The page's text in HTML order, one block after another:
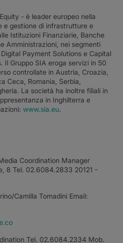
- è leader europeo nella
e gestione di infrastrutture e
Istituzioni Finanziarie, Banche
Amministrazioni, nei segmenti
Payment Solutions e Capital
Il Gruppo SIA eroga servizi in 50
controllate in Austria, Croazia,
Ceca, Romania, Serbia,
La società ha inoltre filiali in
in Inghilterra e
www.sia.eu.
Coordination Manager
8 Tel. 02.6084.2833 20121 -
Camilla Tomadini Email:
Tel. 02.6084.2334 Mob.